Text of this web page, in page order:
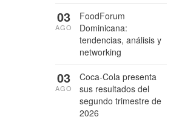
FoodForum
Dominicana:
tendencias, análisis y
networking
03
AGO
Coca-Cola presenta
sus resultados del
segundo trimestre de
2026
03
AGO